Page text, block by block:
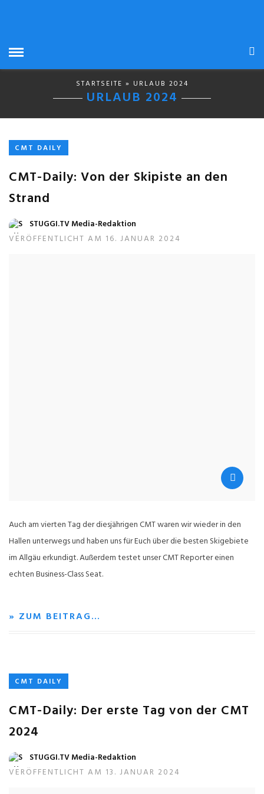
STARTSEITE » URLAUB 2024
URLAUB 2024
CMT DAILY
CMT-Daily: Von der Skipiste an den
Strand
STUGGI.TV Media-Redaktion
VERÖFFENTLICHT AM 16. JANUAR 2024
Auch am vierten Tag der diesjährigen CMT waren wir wieder in den
Hallen unterwegs und haben uns für Euch über die besten Skigebiete
im Allgäu erkundigt. Außerdem testet unser CMT Reporter einen
echten Business-Class Seat.
» ZUM BEITRAG…
CMT DAILY
CMT-Daily: Der erste Tag von der CMT
2024
STUGGI.TV Media-Redaktion
VERÖFFENTLICHT AM 13. JANUAR 2024